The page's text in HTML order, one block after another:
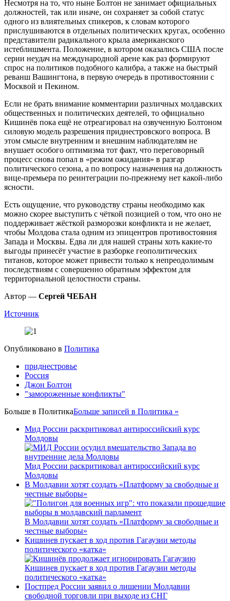
Несмотря на то, что ныне Болтон не занимает официальных
должностей, так или иначе, он сохраняет за собой статус
одного из влиятельных спикеров, к словам которого
прислушиваются в отдельных политических кругах, особенно
представители радикального крыла американского
истеблишмента. Положение, в котором оказались США после
серии неудач на международной арене как раз формируют
спрос на политиков подобного калибра, а также на быстрый
реванш Вашингтона, в первую очередь в противостоянии с
Москвой и Пекином.
Если не брать внимание комментарии различных молдавских
общественных и политических деятелей, то официально
Кишинёв пока ещё не отреагировал на озвученную Болтоном
силовую модель разрешения приднестровского вопроса. В
этом смысле внутренним и внешним наблюдателям не
внушает особого оптимизма тот факт, что переговорный
процесс снова попал в «режим ожидания» в разгар
политического сезона, а по вопросу назначения на должность
вице-премьера по реинтеграции по-прежнему нет какой-либо
ясности.
Есть ощущение, что руководству страны необходимо как
можно скорее выступить с чёткой позицией о том, что оно не
поддерживает жёсткой разморозки конфликта и не желает,
чтобы Молдова стала одним из эпицентров противостояния
Запада и Москвы. Едва ли для нашей страны хоть какие-то
выгоды принесёт участие в разборке геополитических
титанов, которое может привести только к непреодолимым
последствиям с совершенно обратным эффектом для
территориальной целостности страны.
Автор — Сергей ЧЕБАН
Источник
Опубликовано в Политика
приднестровье
Россия
Джон Болтон
"замороженные конфликты"
Больше в ПолитикаБольше записей в Политика »
Мид России раскритиковал антироссийский курс
Молдовы
Мид России раскритиковал антироссийский курс
Молдовы
В Молдавии хотят создать «Платформу за свободные и
честные выборы»
В Молдавии хотят создать «Платформу за свободные и
честные выборы»
Кишинев пускает в ход против Гагаузии методы
политического «катка»
Кишинев пускает в ход против Гагаузии методы
политического «катка»
Постпред России заявил о лишении Молдавии
свободной торговли при выходе из СНГ